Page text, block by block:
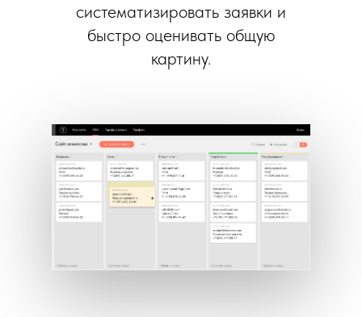
систематизировать заявки и
быстро оценивать общую
картину.